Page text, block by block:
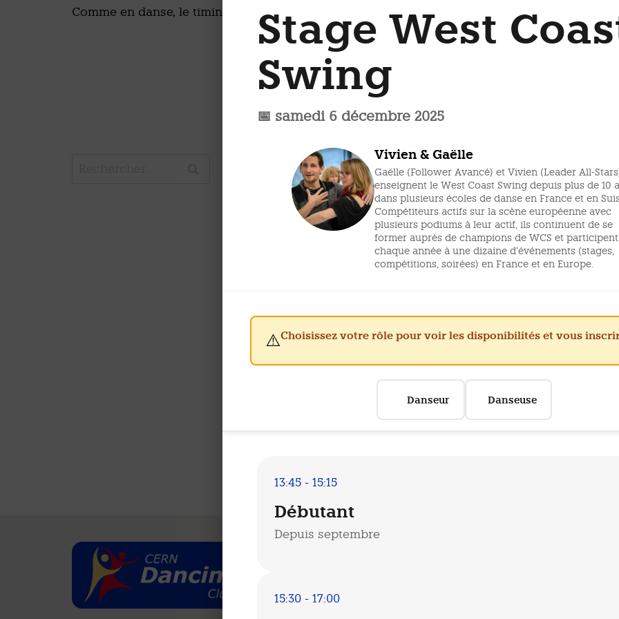
Comme en danse, le timing est crucial !Stage West
Swing
📅 samedi 6 décembre 2025
Vivien & Gaëlle
Gaëlle (Follower Avancé) et Vivien (Leader All-
enseignent le West Coast Swing depuis plus de 10
dans plusieurs écoles de danse en France et en
Compétiteurs actifs sur la scène européenne avec
plusieurs podiums à leur actif, ils continuent de se
former auprès de champions de WCS et participent
chaque année à une dizaine d’événements (stages,
compétitions, soirées) en France et en Europe.
⚠️Choisissez votre rôle pour voir les disponibilités et vous
Danseur Danseuse
13:45 - 15:15
Débutant
Depuis septembre
15:30 - 17:00